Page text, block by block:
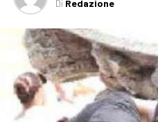
Di Redazione